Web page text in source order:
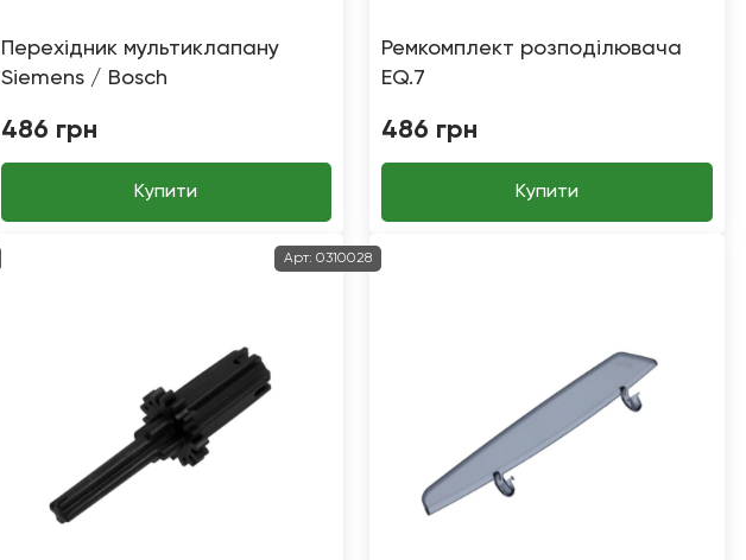
Перехідник мультиклапану
Siemens / Bosch
486 грн
Купити
Ремкомплект розподілювача
EQ.7
486 грн
Купити
Арт: 0310028